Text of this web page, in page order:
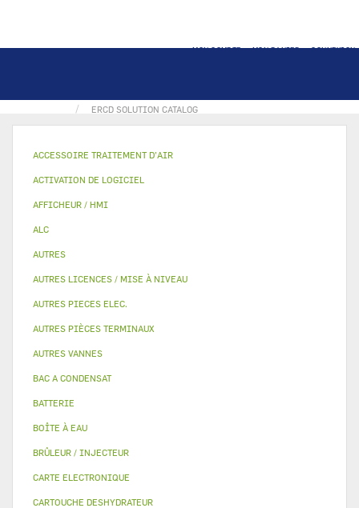
MON COMPTE MON PANIER CONNEXION
ERCD SOLUTION CATALOG
ACCESSOIRE TRAITEMENT D’AIR
ACTIVATION DE LOGICIEL
AFFICHEUR / HMI
ALC
AUTRES
AUTRES LICENCES / MISE À NIVEAU
AUTRES PIECES ELEC.
AUTRES PIÈCES TERMINAUX
AUTRES VANNES
BAC A CONDENSAT
BATTERIE
BOÎTE À EAU
BRÛLEUR / INJECTEUR
CARTE ELECTRONIQUE
CARTOUCHE DESHYDRATEUR